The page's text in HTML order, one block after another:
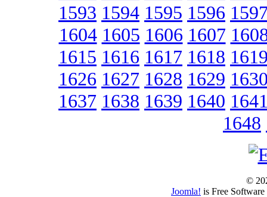
1593 1594 1595 1596
1604 1605 1606 1607
1615 1616 1617 1618
1626 1627 1628 1629
1637 1638 1639 1640
1648
©
Joomla! is Free